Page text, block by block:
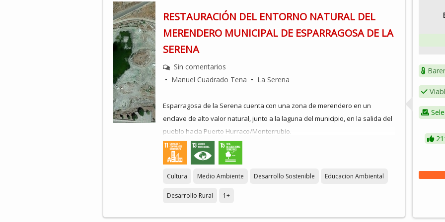
Residuos Urbanos, Agricultura Ecológica, Jardinería, Capacitación para la
Inserción Laboral.
Será un curso dirigido a un mínimo de 8 alumnos/as y un máximo de 10.
RESTAURACIÓN DEL ENTORNO NATURAL DEL
MERENDERO MUNICIPAL DE ESPARRAGOSA DE LA
SERENA
Sin comentarios
• Manuel Cuadrado Tena • La Serena
Esparragosa de la Serena cuenta con una zona de merendero en un
enclave de alto valor natural, junto a la laguna del municipio, en la salida del
pueblo hacia Puerto Hurraco/Monterrubio.
Este merendero se usa para la realización de picnics, la práctica de deportes
como senderismo o bicicleta, como lugar de reunión y como zona de
celebración de las fiestas más importantes de la localidad: el Carnaval
Mancomunidad de la Serena o culturales, como el Festival Ícar[o], entre
Cultura Medio Ambiente Desarrollo Sostenible Educacion Ambiental
Desarrollo Rural 1+